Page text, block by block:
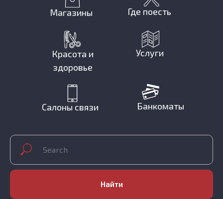
Магазины Где поесть
Банкоматы
Салоны связи
Красота и
здоровье
Услуги
Найти